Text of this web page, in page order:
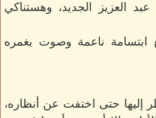
العزيز الجديد، وهستناكي
ناعمة وصوت يغمره
إليها حتى اختفت عن أنظاره،